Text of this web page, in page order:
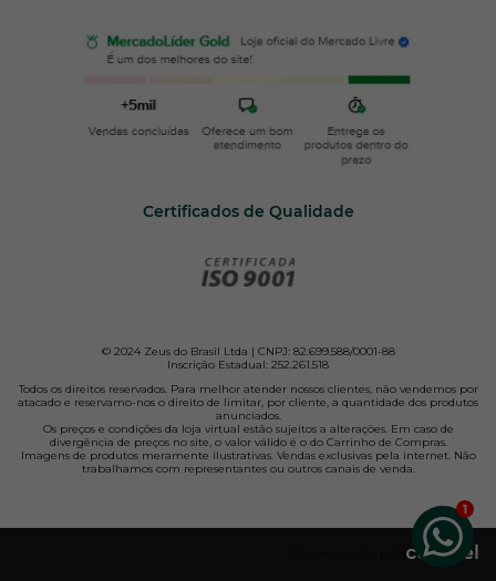
Certificados de Qualidade
© 2024 Zeus do Brasil Ltda | CNPJ: 82.699.588/0001-88
Inscrição Estadual: 252.261.518
Todos os direitos reservados. Para melhor atender nossos clientes, não vendemos por
atacado e reservamo-nos o direito de limitar, por cliente, a quantidade dos produtos
anunciados.
Os preços e condições da loja virtual estão sujeitos a alterações. Em caso de
divergência de preços no site, o valor válido é o do Carrinho de Compras.
Imagens de produtos meramente ilustrativas. Vendas exclusivas pela internet. Não
trabalhamos com representantes ou outros canais de venda.